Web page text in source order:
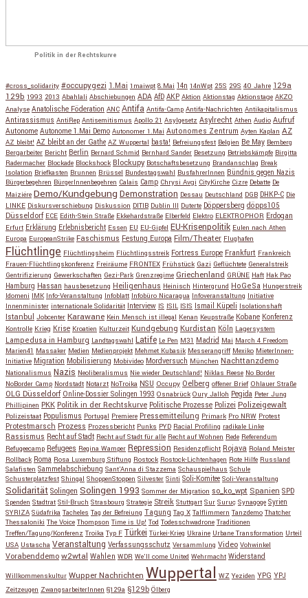
Politik in der Rechtskurve
#cross_solidarity #occupygezi 1.Mai 1maiwpt 8.Mai 14n 14nWpt 25S 29S 40 Jahre 129a
129b 1993 2013 Abahlali Abschiebungen ADA AfD AKP Aktion Aktionstag Aktionstage AKZO
Analyse Anatolische Föderation ANC Antifa Antifa-Camp Antifa-Nachrichten Antikapitalismus
Antirassismus AntiRep Antisemitismus Apollo 21 Asylgesetz Asylrecht Athen Audio Aufruf
Autonome Autonome 1.Mai Demo Autonomer 1.Mai Autonomes Zentrum Ayten Kaplan AZ
AZ bleibt! AZ bleibt an der Gathe AZ Wuppertal basta! Befreiungsfest Belgien Be May Bemberg
Bergarbeiter Bericht Berlin Bernard Schmid Bernhard Sander Besetzung Betriebskämpfe Birgitta
Radermacher Blockade Blockshock Blockupy Botschaftsbesetzung Brandanschlag Break
Isolation Briefkasten Brunnen Brüssel Bundestagswahl BusfahrerInnen Bündnis gegen Nazis
Bürgerbegehren BürgerInnenbegehren Calais Camp Chrysi Avgi CityKirche Cizre Debatte De
Maiziére Demo/Kundgebung Demonstration Dessau Deutschland DGB DHKP-C Die
LINKE Diskursverschiebung Diskussion DITIB Dublin III Duterte Döppersberg döpps105
Düsseldorf ECE Edith-Stein Straße Ekkehardstraße Elberfeld Elektro ELEKTROPHOR Erdogan
Erfurt Erklärung Erlebnisbericht Essen EU EU-Gipfel EU-Krisenpolitik Eulen nach Athen
Europa EuropeanStrike Faschismus Festung Europa Film/Theater Flughafen
Flüchtlinge Flüchtlingsheim Flüchtlingsstreik Fortress Europe Frankfurt Frankreich
Frauen-Flüchtlingskonferenz Freiräume FRONTEX Frühstück Gazi Geflüchtete Generalstreik
Gentrifizierung Gewerkschaften Gezi-Park Grenzregime Griechenland GRÜNE Haft Hak Pao
Hamburg Hassan hausbesetzung Heiligenhaus Heinisch Hintergrund HoGeSa Hungerstreik
Idomeni IMK Info-Veranstaltung Infoblatt Infobüro Nicaragua Infoveranstaltung Initiative
Innenminister internationale Solidarität Interview IS ISIL ISIS Ismail Küpeli Isolationshaft
Istanbul Jobcenter Karawane Kein Mensch ist illegal Kenan Keupstraße Kobane Konferenz
Kontrolle Krieg Krise Kroatien Kulturzeit Kundgebung Kurdistan Köln Lagersystem
Lampedusa in Hamburg Landtagswahl Latife Le Pen M31 Madrid Mai March 4 Freedom
Marien41 Massaker Medien Medienprojekt Mehmet Kubasik Messerangriff Mexiko MieterInnen-
Initiative Migration Mobilisierung Mobivideo Mordversuch München Nachttanzdemo
Nationalismus Nazis Neoliberalismus Nie wieder Deutschland! Niklas Reese No Border
NoBorder Camp Nordstadt Notarzt NoTroika NSU Occupy Oelberg offener Brief Ohlauer Straße
OLG Düsseldorf Online-Dossier Solingen 1993 Osnabrück Oury Jalloh Pegida Peter Jung
Phillipinen PKK Politik in der Rechtskurve Politische Prozesse Polizei Polizeigewalt
Polizeistaat Populismus Portugal Premiere Pressemitteilung Primark Pro NRW Protest
Protestmarsch Prozess Prozessbericht Punks PYD Racial Profiling radikale Linke
Rassismus Recht auf Stadt Recht auf Stadt für alle Recht auf Wohnen Rede Referendum
Refugeecamp Refugees Regina Wamper Repression Residenzpflicht Rojava Roland Meister
Rollback Roma Rosa Luxemburg Stiftung Rostock Rostock-Lichtenhagen Rote Hilfe Russland
Salafisten Sammelabschiebung Sant'Anna di Stazzema Schauspielhaus Schule
Schusterplatzfest Shingal ShoppenStoppen Silvester Sinti Soli-Komitee Soli-Veranstaltung
Solidarität Solingen Solingen 1993 Sommer der Migration so_ko_wpt Spanien SPD
Spenden Stadtrat Stil-Bruch Strasbourg Strategie Streik Stuttgart Sur Suruç Synagoge Syrien
SYRIZA Südafrika Tacheles Tag der Befreiung Tagung Tag X Talflimmern Tanzdemo Thatcher
Thessaloniki The Voice Thompson Time is Up! Tod Todesschwadrone Traditionen
Treffen/Tagung/Konferenz Troika Typ F Türkei Türkei-Krieg Ukraine Urbane Transformation Urteil
USA Ustascha Veranstaltung Verfassungsschutz Versammlung Video Vohwinkel
Vorabenddemo w2wtal Wahlen WDR We'll come United Wehrmacht Widerstand
Willkommenskultur Wupper Nachrichten Wuppertal WZ Yeziden YPG YPJ
Zeitzeugen ZwangsarbeiterInnen §129a §129b Ölberg